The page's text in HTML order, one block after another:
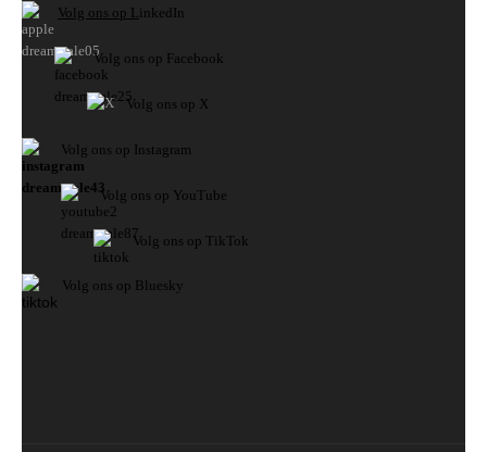
Volg ons op L inkedIn
Volg ons op Facebook
Volg ons op X
Volg ons op Instagram
Volg ons op YouTube
Volg ons op TikTok
Volg ons op Bluesky